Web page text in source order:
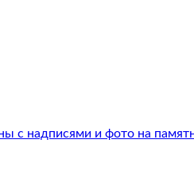
с надписями и фото на